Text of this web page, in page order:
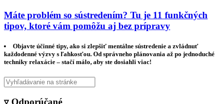
Máte problém so sústredením? Tu je 11 funkčných
tipov, ktoré vám pomôžu aj bez prípravy
Objavte účinné tipy, ako si zlepšiť mentálne sústredenie a zvládnuť
každodenné výzvy s ľahkosťou. Od správneho plánovania až po jednoduché
techniky relaxácie – stačí málo, aby ste dosiahli viac!
▿ Odporúčané